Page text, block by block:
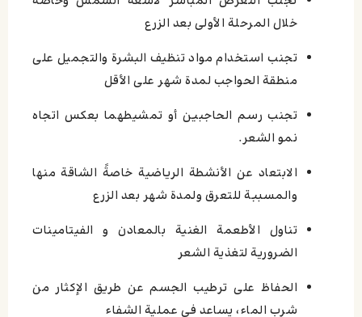
خلال المرحلة الأولى بعد الزرع
تجنب استخدام مواد تنظيف البشرة والتجميل على
منطقة الحواجب لمدة شهر على الأقل
تجنب رسم الحاجبين أو تمشيطهما بعكس اتجاه
نمو الشعر.
الابتعاد عن الأنشطة الرياضية خاصةً الشاقة منها
والمسببة للتعرق ولمدة شهر بعد الزرع
تناول الأطعمة الغنية بالمعادن و الفيتامينات
الضرورية لتغذية الشعر
الحفاظ على ترطيب الجسم عن طريق الإكثار من
شرب الماء، يساعد في عملية الشفاء